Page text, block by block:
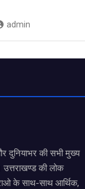
admin
दुनियाभर की सभी मुख्य
उत्तराखण्ड की लोक
के साथ-साथ आर्थिक,